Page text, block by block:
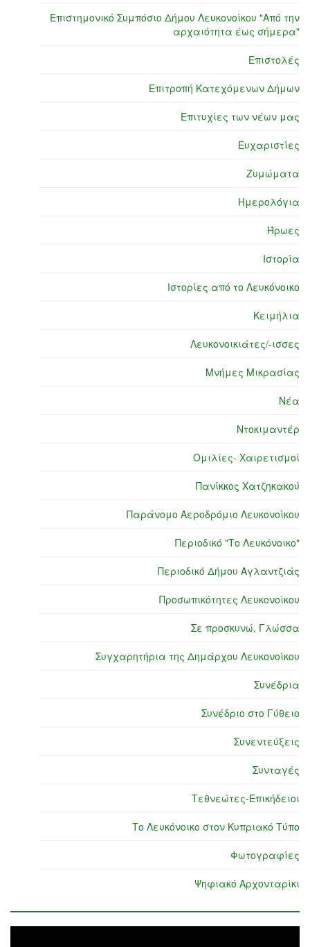
Επιστημονικό Συμπόσιο Δήμου Λευκονοίκου "Από την
αρχαιότητα έως σήμερα"
Επιστολές
Επιτροπή Κατεχόμενων Δήμων
Επιτυχίες των νέων μας
Ευχαριστίες
Ζυμώματα
Ημερολόγια
Ήρωες
Ιστορία
Ιστορίες από το Λευκόνοικο
Κειμήλια
Λευκονοικιάτες/-ισσες
Μνήμες Μικρασίας
Νέα
Ντοκιμαντέρ
Ομιλίες- Χαιρετισμοί
Πανίκκος Χατζηκακού
Παράνομο Αεροδρόμιο Λευκονοίκου
Περιοδικό "Το Λευκόνοικο"
Περιοδικό Δήμου Αγλαντζιάς
Προσωπικότητες Λευκονοίκου
Σε προσκυνώ, Γλώσσα
Συγχαρητήρια της Δημάρχου Λευκονοίκου
Συνέδρια
Συνέδριο στο Γύθειο
Συνεντεύξεις
Συνταγές
Τεθνεώτες-Επικήδειοι
Το Λευκόνοικο στον Κυπριακό Τύπο
Φωτογραφίες
Ψηφιακό Αρχονταρίκι